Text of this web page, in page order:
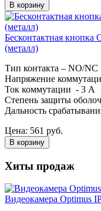
В корзину
Бесконтактная
(металл)
Тип контакта – NO/NC
Напряжение
Ток коммутации - 3 А
Степень защиты
Дальность
Цена: 561 руб.
В корзину
Хиты продаж
Видеокамера Optimus